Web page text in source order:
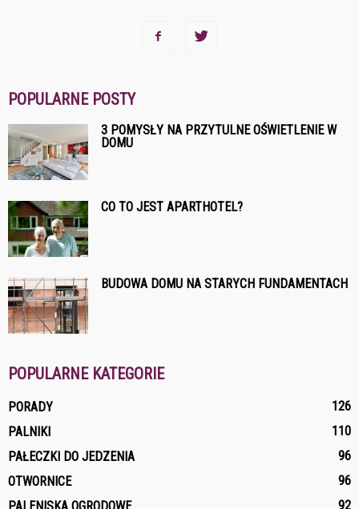
POPULARNE POSTY
3 POMYSŁY NA PRZYTULNE OŚWIETLENIE W
DOMU
CO TO JEST APARTHOTEL?
BUDOWA DOMU NA STARYCH FUNDAMENTACH
POPULARNE KATEGORIE
PORADY
126
PALNIKI
110
PAŁECZKI DO JEDZENIA
96
OTWORNICE
96
92